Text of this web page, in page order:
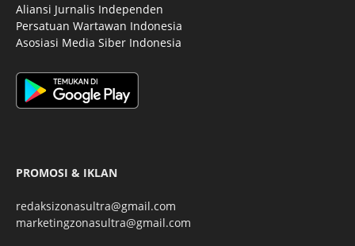
Aliansi Jurnalis Independen
Persatuan Wartawan Indonesia
Asosiasi Media Siber Indonesia
PROMOSI & IKLAN
redaksizonasultra@gmail.com
marketingzonasultra@gmail.com